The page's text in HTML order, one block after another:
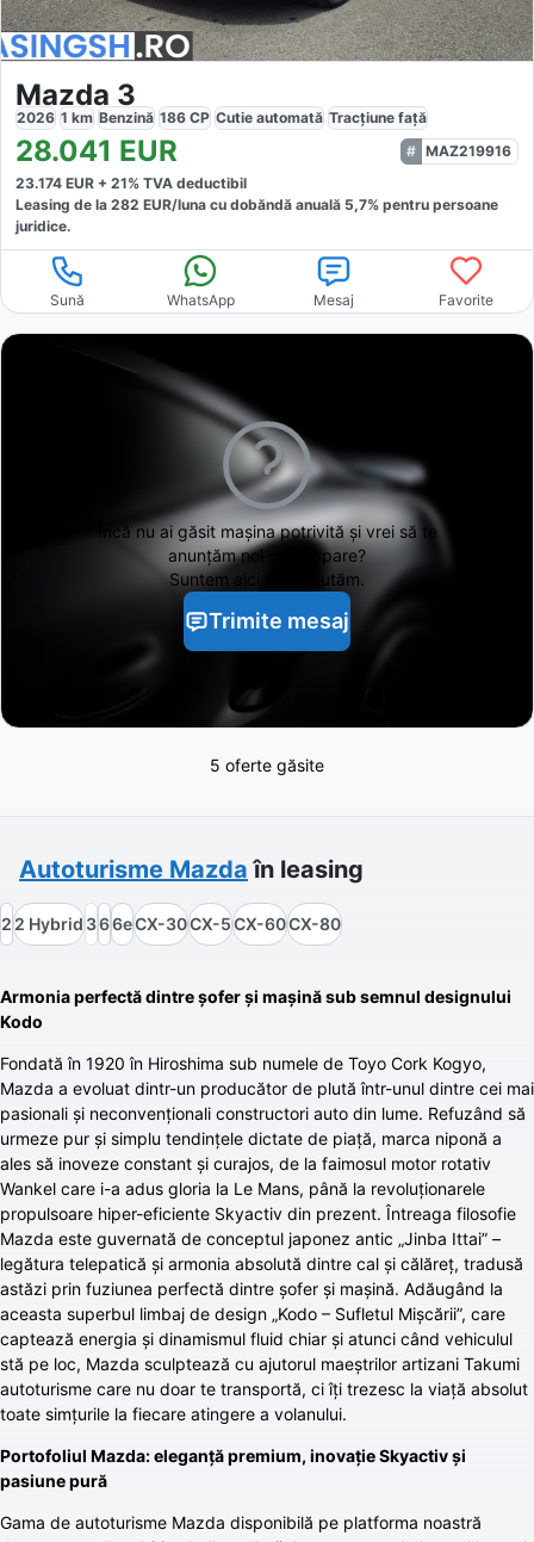
Mazda 3
2026 1 km Benzină 186 CP Cutie automată Tracțiune față
28.041 EUR
MAZ219916
23.174 EUR + 21% TVA deductibil
Leasing de la 282 EUR/luna cu dobăndă anuală 5,7% pentru persoane
juridice.
Sună WhatsApp Mesaj Favorite
Încă nu ai găsitmașina potrivită și vrei să te
anunțăm noi când apare?
Suntem aici să te ajutăm.
Trimite mesaj
5 oferte găsite
Autoturisme Mazda în leasing
22 Hybrid366eCX-30CX-5CX-60CX-80
Armonia perfectă dintre șofer și mașină sub semnul designului
Kodo
Fondată în 1920 în Hiroshima sub numele de Toyo Cork Kogyo,
Mazda a evoluat dintr-un producător de plută într-unul dintre cei mai
pasionali și neconvenționali constructori auto din lume. Refuzând să
urmeze pur și simplu tendințele dictate de piață, marca niponă a
ales să inoveze constant și curajos, de la faimosul motor rotativ
Wankel care i-a adus gloria la Le Mans, până la revoluționarele
propulsoare hiper-eficiente Skyactiv din prezent. Întreaga filosofie
Mazda este guvernată de conceptul japonez antic „Jinba Ittai” –
legătura telepatică și armonia absolută dintre cal și călăreț, tradusă
astăzi prin fuziunea perfectă dintre șofer și mașină. Adăugând la
aceasta superbul limbaj de design „Kodo – Sufletul Mișcării”, care
captează energia și dinamismul fluid chiar și atunci când vehiculul
stă pe loc, Mazda sculptează cu ajutorul maeștrilor artizani Takumi
autoturisme care nu doar te transportă, ci îți trezesc la viață absolut
toate simțurile la fiecare atingere a volanului.
Portofoliul Mazda: eleganță premium, inovație Skyactiv și
pasiune pură
Gama de autoturisme Mazda disponibilă pe platforma noastră